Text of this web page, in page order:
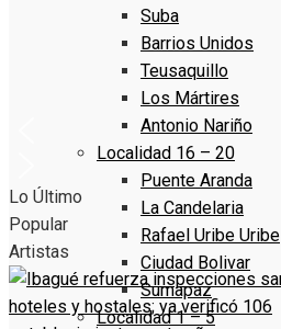
Suba
Barrios Unidos
Teusaquillo
Los Mártires
Antonio Nariño
Localidad 16 – 20
Puente Aranda
La Candelaria
Rafael Uribe Uribe
Ciudad Bolivar
Sumapaz
Localidad 1 – 5
Lo Último
Popular
Artistas